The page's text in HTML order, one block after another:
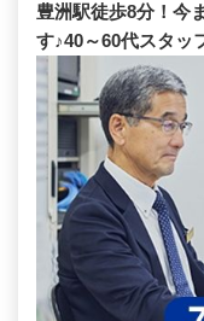
豊洲駅徒歩8分！今
す♪40～60代スタッ